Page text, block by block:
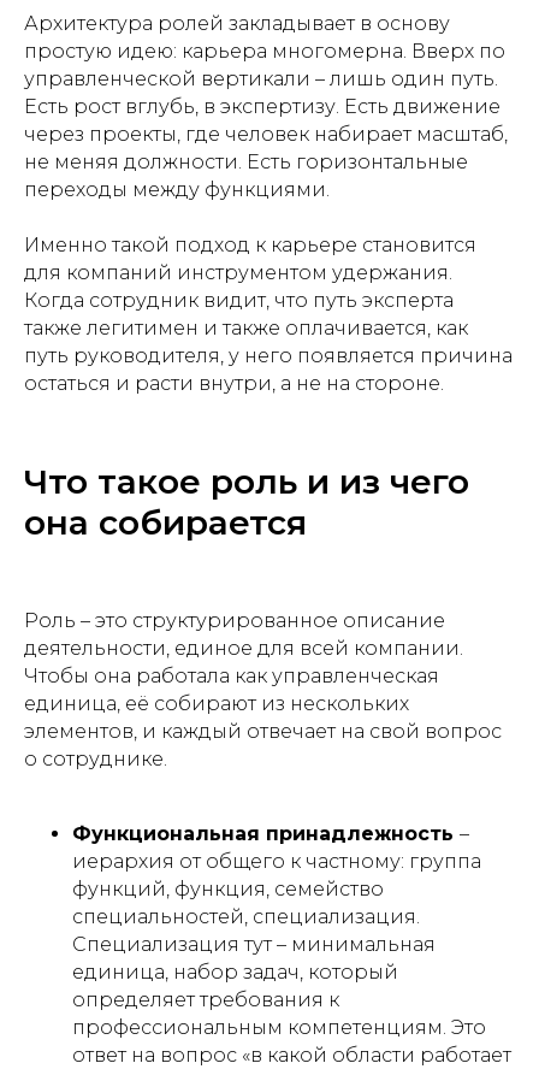
Архитектура ролей закладывает в основу
простую идею: карьера многомерна. Вверх по
управленческой вертикали – лишь один путь.
Есть рост вглубь, в экспертизу. Есть движение
через проекты, где человек набирает масштаб,
не меняя должности. Есть горизонтальные
переходы между функциями.
Именно такой подход к карьере становится
для компаний инструментом удержания.
Когда сотрудник видит, что путь эксперта
также легитимен и также оплачивается, как
путь руководителя, у него появляется причина
остаться и расти внутри, а не на стороне.
Что такое роль и из чего
она собирается
Роль – это структурированное описание
деятельности, единое для всей компании.
Чтобы она работала как управленческая
единица, её собирают из нескольких
элементов, и каждый отвечает на свой вопрос
о сотруднике.
Функциональная принадлежность –
иерархия от общего к частному: группа
функций, функция, семейство
специальностей, специализация.
Специализация тут – минимальная
единица, набор задач, который
определяет требования к
профессиональным компетенциям. Это
ответ на вопрос «в какой области работает